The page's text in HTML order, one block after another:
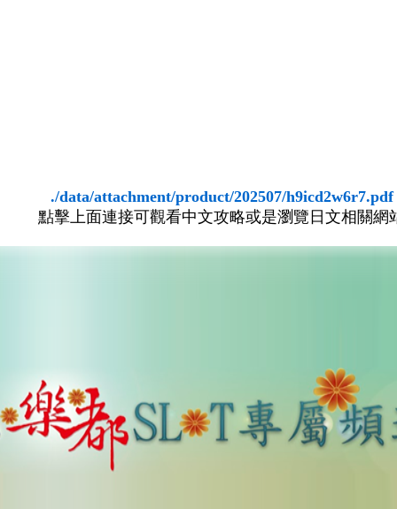
./data/attachment/product/202507/h9icd2w6r7.pdf
點擊上面連接可觀看中文攻略或是瀏覽日文相關網